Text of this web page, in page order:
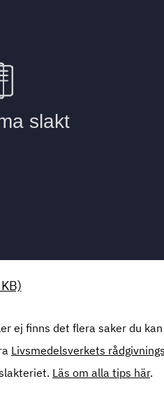
ej finns det flera saker du
Livsmedelsverkets
Läs om alla tips här.